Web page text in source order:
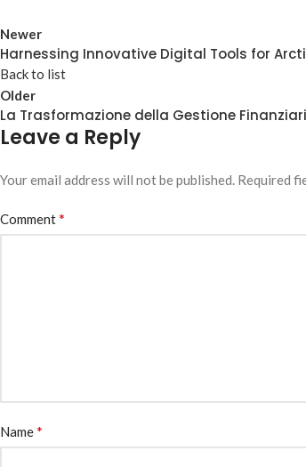
Newer
Harnessing Innovative Digital Tools for
Back to list
Older
La Trasformazione della Gestione
Leave a Reply
Your email address will not be published. Required
Comment*
Name*